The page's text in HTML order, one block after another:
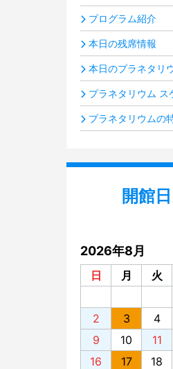
プログラム紹介
本日の残席情報
本日のプラネタリ
プラネタリウム ス
プラネタリウムの
開館日
2026年8月
日 月 火
2
3 4
9
10 11
16
17 18